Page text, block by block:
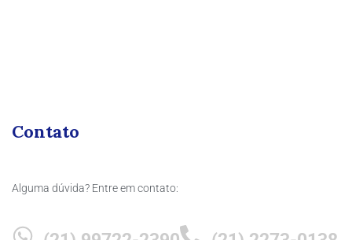
Contato
Alguma dúvida? Entre em contato: